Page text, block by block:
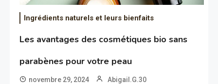
Ingrédients naturels et leurs bienfaits
Les avantages des cosmétiques bio sans
parabènes pour votre peau
novembre 29, 2024 Abigail.G.30